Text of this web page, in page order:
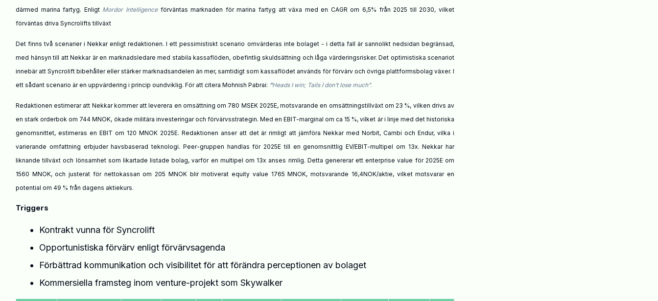
därmed marina fartyg. Enligt Mordor Intelligenceförväntas marknaden för marina fartyg att växa med en CAGR om 6,5% från 2025 till 2030, vilket
förväntas driva Syncrolifts tillväxt
Det finns två scenarier i Nekkar enligt redaktionen. I ett pessimistiskt scenario omvärderas inte bolaget - i detta fall är sannolikt nedsidan begränsad,
med hänsyn till att Nekkar är en marknadsledare med stabila kassaflöden, obefintlig skuldsättning och låga värderingsrisker. Det optimistiska scenariot
innebär att Syncrolift bibehåller eller stärker marknadsandelen än mer, samtidigt som kassaflödet används för förvärv och övriga plattformsbolag växer. I
ett sådant scenario är en uppvärdering i princip oundviklig. För att citera Mohnish Pabrai: ”HeadsI win; Tails I don’t lose much”.
Redaktionen estimerar att Nekkar kommer att leverera en omsättning om 780 MSEK 2025E, motsvarande en omsättningstillväxt om 23 %, vilken drivs av
en stark orderbok om 744 MNOK, ökade militära investeringar och förvärvsstrategin. Med en EBIT-marginal om ca 15 %, vilket är i linje med det historiska
genomsnittet, estimeras en EBIT om 120 MNOK 2025E. Redaktionen anser att det är rimligt att jämföra Nekkar med Norbit, Cambi och Endur, vilka i
varierande omfattning erbjuder havsbaserad teknologi. Peer-gruppen handlas för 2025E till en genomsnittlig EV/EBIT-multipel om 13x. Nekkar har
liknande tillväxt och lönsamhet som likartade listade bolag, varför en multipel om 13x anses rimlig. Detta genererar ett enterprise value för 2025E om
1560 MNOK, och justerat för nettokassan om 205 MNOK blir motiverat equity value 1765 MNOK, motsvarande 16,4NOK/aktie, vilket motsvarar en
potential om 49 % från dagens aktiekurs.
Triggers
Kontrakt vunna för Syncrolift
Opportunistiska förvärv enligt förvärvsagenda
Förbättrad kommunikation och visibilitet för att förändra perceptionen av bolaget
Kommersiella framsteg inom venture-projekt som Skywalker